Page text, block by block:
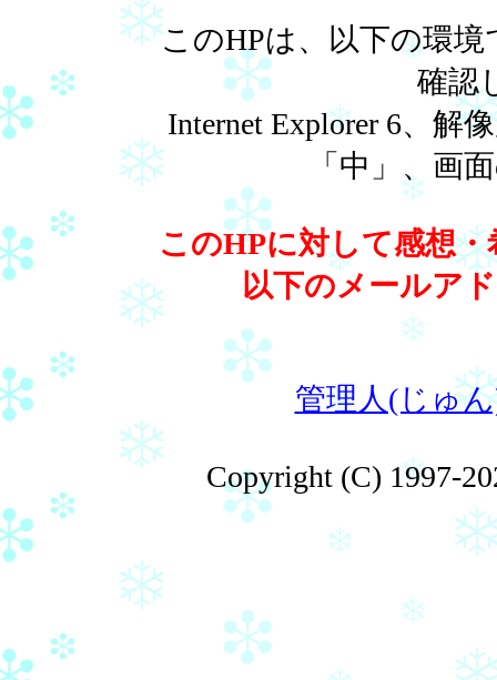
このHPは、以下の環
確認
Internet Explorer 6、解
「中」、画
このHPに対して感想
以下のメールア
管理人(じゅ
Copyright (C) 1997-